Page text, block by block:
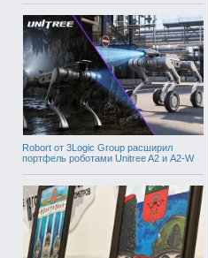
Robort от 3Logic Group расширил
портфель роботами Unitree A2 и A2-W